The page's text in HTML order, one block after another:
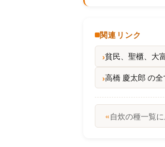
関連リンク
貧民、聖櫃、大
高橋 慶太郎 の
«自炊の種一覧